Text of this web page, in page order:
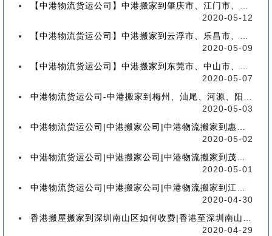
【中港物流货运公司】中港搬家到肇庆市、江门市、茂名市、惠州市收费标准+流程价格
2020-05-12
【中港物流货运公司】中港搬家到云浮市、乐昌市、南雄市、廉江市收费标准+流程价格
2020-05-09
【中港物流货运公司】中港搬家到东莞市、中山市、潮州市、揭阳市收费标准+流程价格
2020-05-07
中港物流货运公司-中港搬家到梅州、汕尾、河源、阳江、清远的流程、价格和收费标准
2020-05-03
中港物流货运公司|中港搬家公司|中港物流搬家到惠州流程、联运、包装、价格、电话、标准
2020-05-02
中港物流货运公司|中港搬家公司|中港物流搬家到茂名流程、联运、包装、价格、电话、标准
2020-05-01
中港物流货运公司|中港搬家公司|中港物流搬家到江门流程、联运、包装、价格、电话、标准
2020-04-30
香港搬屋搬家到深圳南山区如何收费|香港至深圳南山区搬屋搬家流程、分类、包装、价格
2020-04-29